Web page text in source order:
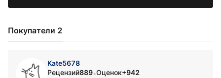
Покупатели 2
Kate5678
Рецензий889•Оценок+942